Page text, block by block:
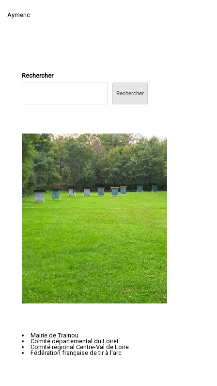
Aymeric
Rechercher
Rechercher
Mairie de Trainou
Comité départemental du Loiret
Comité régional Centre-Val de Loire
Fédération française de tir à l'arc